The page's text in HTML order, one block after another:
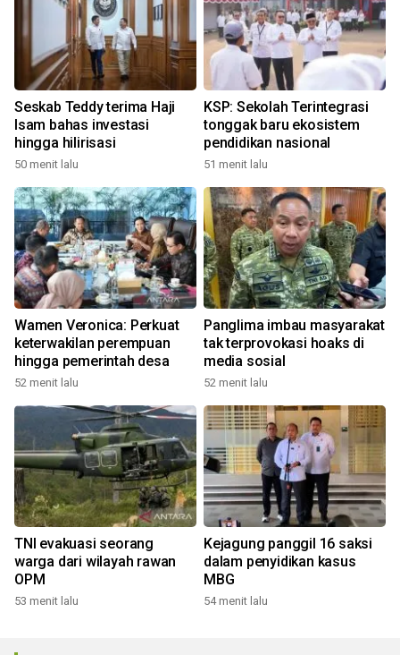
Seskab Teddy terima Haji
Isam bahas investasi
hingga hilirisasi
50 menit lalu
KSP: Sekolah Terintegrasi
tonggak baru ekosistem
pendidikan nasional
51 menit lalu
Wamen Veronica: Perkuat
keterwakilan perempuan
hingga pemerintah desa
52 menit lalu
Panglima imbau masyarakat
tak terprovokasi hoaks di
media sosial
52 menit lalu
TNI evakuasi seorang
warga dari wilayah rawan
OPM
53 menit lalu
Kejagung panggil 16 saksi
dalam penyidikan kasus
MBG
54 menit lalu